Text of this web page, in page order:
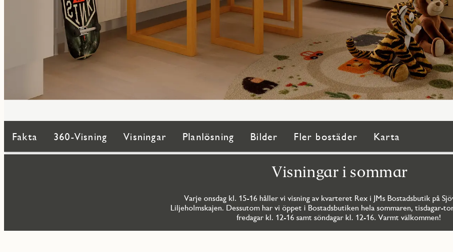
Fakta 360-Visning Visningar Planlösning Bilder Fler bostäder Karta
Visningar i sommar
Varje onsdag kl. 15-16 håller vi visning av kvarteret Rex i JMs Bostadsbutik på
Liljeholmskajen. Dessutom har vi öppet i Bostadsbutiken hela sommaren, tisdagar-
fredagar kl. 12-16 samt söndagar kl. 12-16. Varmt välkommen!